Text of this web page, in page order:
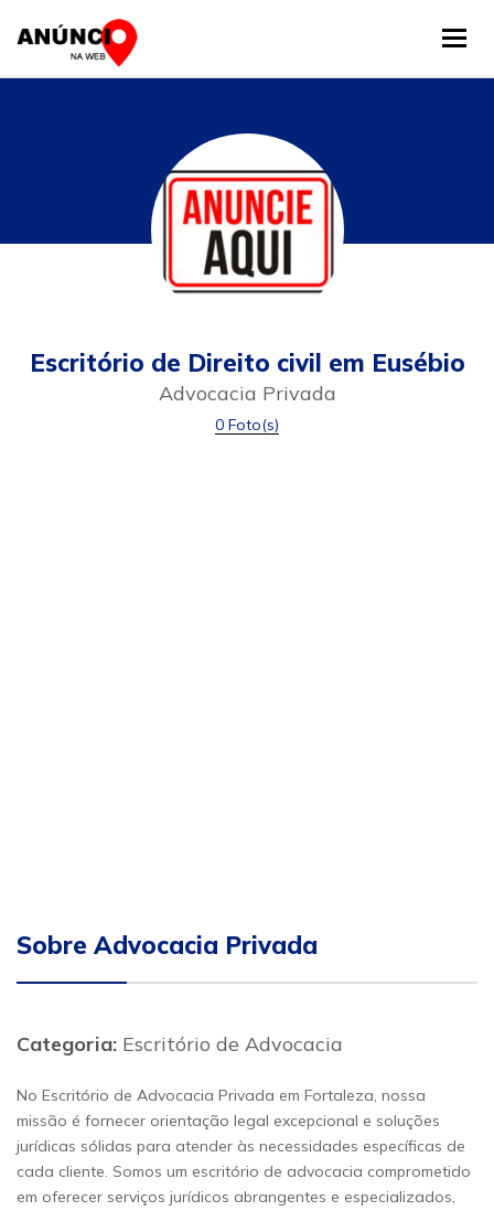
Escritório de Direito civil em Eusébio
Advocacia Privada
0 Foto(s)
Sobre Advocacia Privada
Categoria: Escritório de Advocacia
No Escritório de Advocacia Privada em Fortaleza, nossa
missão é fornecer orientação legal excepcional e soluções
jurídicas sólidas para atender às necessidades específicas de
cada cliente. Somos um escritório de advocacia comprometido
em oferecer serviços jurídicos abrangentes e especializados,